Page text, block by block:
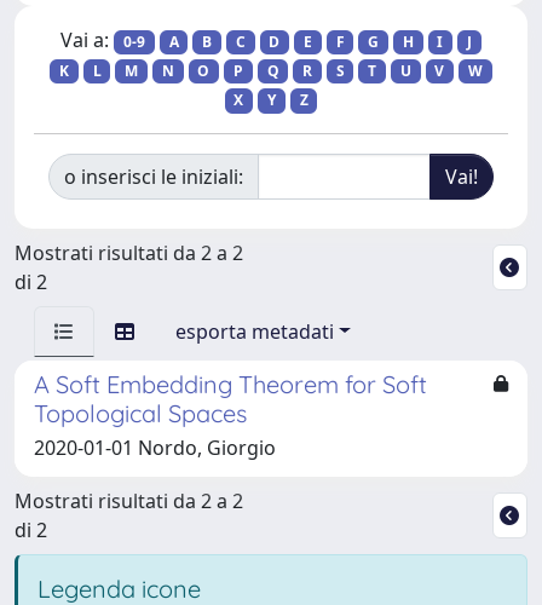
Vai a: 0-9 A B C D E F G H I
J
K
L M N O P Q R S T U V
W
X
Y Z
o inserisci le iniziali:
Mostrati risultati da 2 a 2
di 2
esporta metadati
A Soft Embedding Theorem for Soft
Topological Spaces
2020-01-01 Nordo, Giorgio
Mostrati risultati da 2 a 2
di 2
Legenda icone